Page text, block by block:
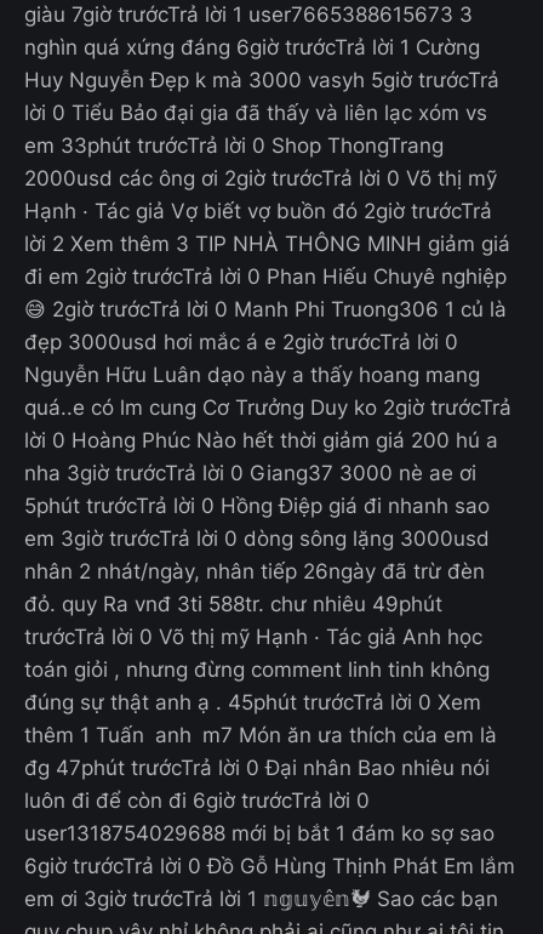
giàu 7giờ trướcTrả lời 1 user7665388615673 3
nghìn quá xứng đáng 6giờ trướcTrả lời 1 Cường
Huy Nguyễn Đẹp k mà 3000 vasyh 5giờ trướcTrả
lời 0 Tiểu Bảo đại gia đã thấy và liên lạc xóm vs
em 33phút trướcTrả lời 0 Shop ThongTrang
2000usd các ông ơi 2giờ trướcTrả lời 0 Võ thị mỹ
Hạnh · Tác giả Vợ biết vợ buồn đó 2giờ trướcTrả
lời 2 Xem thêm 3 TIP NHÀ THÔNG MINH giảm giá
đi em 2giờ trướcTrả lời 0 Phan Hiếu Chuyê nghiệp
😅 2giờ trướcTrả lời 0 Manh Phi Truong306 1 củ là
đẹp 3000usd hơi mắc á e 2giờ trướcTrả lời 0
Nguyễn Hữu Luân dạo này a thấy hoang mang
quá..e có lm cung Cơ Trưởng Duy ko 2giờ trướcTrả
lời 0 Hoàng Phúc Nào hết thời giảm giá 200 hú a
nha 3giờ trướcTrả lời 0 Giang37 3000 nè ae ơi
5phút trướcTrả lời 0 Hồng Điệp giá đi nhanh sao
em 3giờ trướcTrả lời 0 dòng sông lặng 3000usd
nhân 2 nhát/ngày, nhân tiếp 26ngày đã trừ đèn
đỏ. quy Ra vnđ 3ti 588tr. chư nhiêu 49phút
trướcTrả lời 0 Võ thị mỹ Hạnh · Tác giả Anh học
toán giỏi , nhưng đừng comment linh tinh không
đúng sự thật anh ạ . 45phút trướcTrả lời 0 Xem
thêm 1 Tuấn anh m7 Món ăn ưa thích của em là
đg 47phút trướcTrả lời 0 Đại nhân Bao nhiêu nói
luôn đi để còn đi 6giờ trướcTrả lời 0
user1318754029688 mới bị bắt 1 đám ko sợ sao
6giờ trướcTrả lời 0 Đồ Gỗ Hùng Thịnh Phát Em lắm
em ơi 3giờ trướcTrả lời 1 𝕟𝕘𝕦𝕪𝕖̂𝕟🐓 Sao các bạn